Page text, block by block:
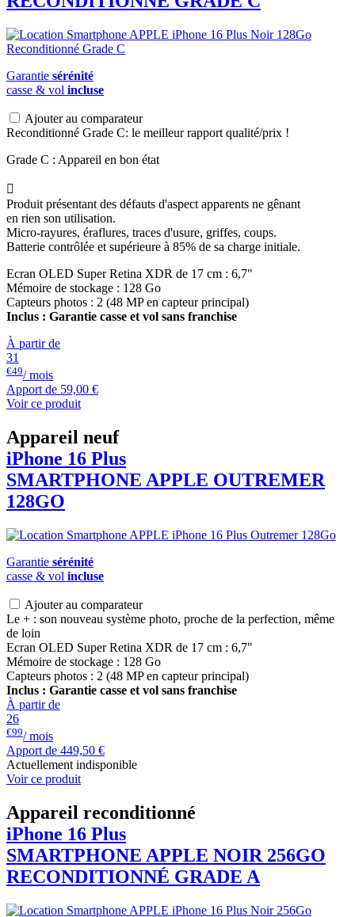
Garantie sérénité
casse & vol incluse
Ajouter au comparateur
Reconditionné Grade C: le meilleur rapport qualité/prix !
Grade C : Appareil en bon état

Produit présentant des défauts d'aspect apparents ne gênant
en rien son utilisation.
Micro-rayures, éraflures, traces d'usure, griffes, coups.
Batterie contrôlée et supérieure à 85% de sa charge initiale.
Ecran OLED Super Retina XDR de 17 cm : 6,7"
Mémoire de stockage : 128 Go
Capteurs photos : 2 (48 MP en capteur principal)
Inclus : Garantie casse et vol sans franchise
À partir de
31
€49/ mois
Apport de 59,00 €
Voir ce produit
Appareil neuf
iPhone 16 Plus
SMARTPHONE APPLE OUTREMER
128GO
Garantie sérénité
casse & vol incluse
Ajouter au comparateur
Le + : son nouveau système photo, proche de la perfection, même
de loin
Ecran OLED Super Retina XDR de 17 cm : 6,7"
Mémoire de stockage : 128 Go
Capteurs photos : 2 (48 MP en capteur principal)
Inclus : Garantie casse et vol sans franchise
À partir de
26
€99/ mois
Apport de 449,50 €
Actuellement indisponible
Voir ce produit
Appareil reconditionné
iPhone 16 Plus
SMARTPHONE APPLE NOIR 256GO
RECONDITIONNÉ GRADE A